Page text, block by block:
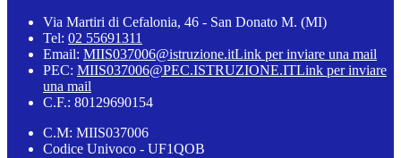
Via Martiri di Cefalonia, 46 - San Donato M. (MI)
Tel: 02 55691311
Email: MIIS037006@istruzione.itLink per inviare una mail
PEC: MIIS037006@PEC.ISTRUZIONE.ITLink per inviare
una mail
C.F.: 80129690154
C.M: MIIS037006
Codice Univoco - UF1QOB